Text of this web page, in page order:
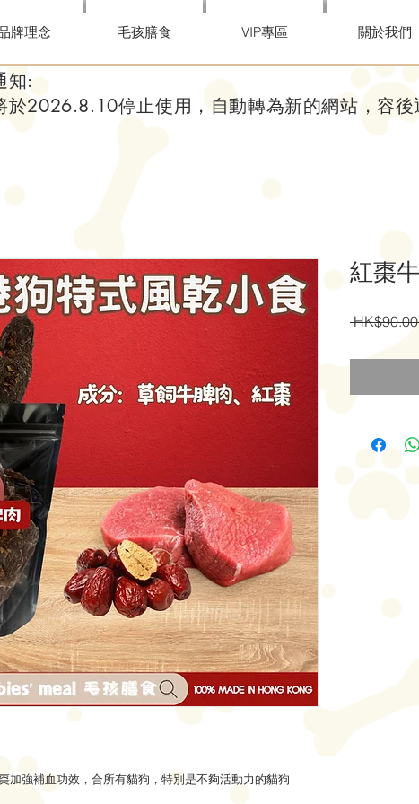
牌理念 毛孩膳食 VIP專區 關於我們
知:
於2026.8.10停止使用，自動轉為新的網站，容
加強補血功效，合所有貓狗，特別是不夠活動力的貓狗
紅棗